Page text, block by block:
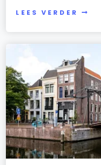
LEES VERDER